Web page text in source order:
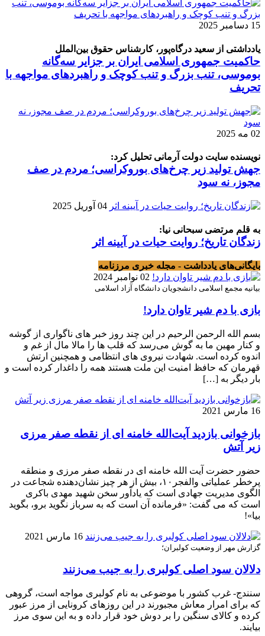
15 دسامبر 2025
یادداشتی از سعید درگاه‌پور، کارشناس حقوق بین‌الملل
حاکمیت جمهوری اسلامی ایران بر جزایر سه‌گانه
بوموسی، تنب بزرگ و‌ تنب کوچک و راهبردهای مواجهه با
تحریف
02 مه 2025
نویسنده سایت دولت آرمانی تحلیل کرد:
جهش تولید زیر چرخ‌های بوروکراسی؛ مردم در صف
مجوز، نه سود
04 آوریل 2025
به قلم مرتضی سبحانی نیا:
زندگان تاریخ؛ روایت حیات در آیینه اثر
بایگانی‌های یادداشت - مجله خبری مرزنامه
02 نوامبر 2024
بیانیه مجمع اسلامی دانشجویان دانشگاه آزاد اسلامی
بازی با دم شیر تاوان دارد!
بسم الله الرحمن الرحیم در این چند روز خبر های ناگواری از گوشه
و کنار مهین ما به گوش می‌رسد که قلب ها را مالا مال از غم و
اندوه کرده است. شهادت نیروی های انتظامی و همچنین ارتش
قهرمان که حافظ امنیت این ملت هستند همه را داغدار کرده است ‌و
بار دیگر به […]
16 مارس 2021
بازخوانی بازدید آیت‌الله خامنه ای از نقطه صفر مرزی
زیر آتش
حضور حضرت آیت الله خامنه ای در نقطه صفر مرزی و منطقه
پرخطر عملیاتی والفجر۱۰، بیش از هر چیز نشان‌دهنده شجاعت در
الگوی مدیریت جهادی است که یادآور سخن شهید مهدی باکری
است که می گفت: «فرمانده آن است که به سرباز نگوید برو، بگوید
بیا»!
16 مارس 2021
گزارش مهر از وضعیت کولبران؛
دلالان سود اصلی کولبری را به جیب می‌زنند
سنندج- غرب کشور با موضوعی به نام کولبری مواجه است، گروهی
که برای امرار معاش مجبورند در این روزهای کرونایی از مرز عبور
کرده و کالای سنگین را بر دوش خود قرار داده و به این سوی مرز
بیایند.